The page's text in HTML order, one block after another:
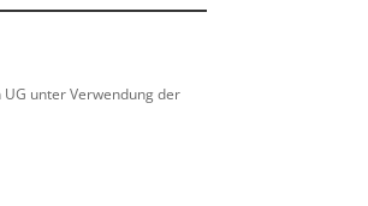
UG unter Verwendung der